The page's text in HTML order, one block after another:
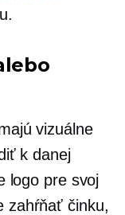
vizuálne
k danej
logo pre svoj
zahŕňať činku,